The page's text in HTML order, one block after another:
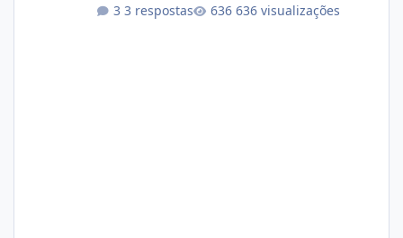
com cerca de 80% concluído e conta com
3 respostas 636 visualizações